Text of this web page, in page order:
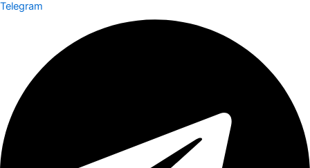
Telegram